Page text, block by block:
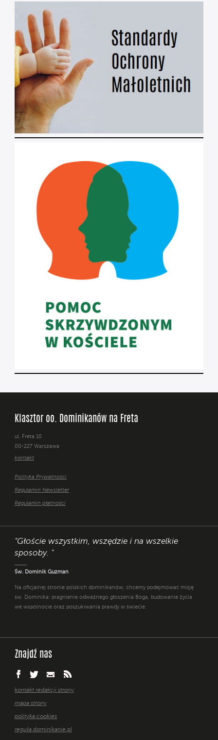
Klasztor oo. Dominikanów na Freta
ul. Freta 10
00-227 Warszawa
kontakt
Polityka Prywatności
Regulamin Newsletter
Regulamin płatności
"Głoście wszystkim, wszędzie i na wszelkie
sposoby. "
Św. Dominik Guzman
Na oficjalnej stronie polskich dominikanów, chcemy podejmować misję
św. Dominika: pragnienie odważnego głoszenia Boga, budowanie życia
we wspólnocie oraz poszukiwania prawdy w świecie.
Znajdź nas
kontakt redakcji strony
mapa strony
polityka cookies
reguła dominikanie.pl